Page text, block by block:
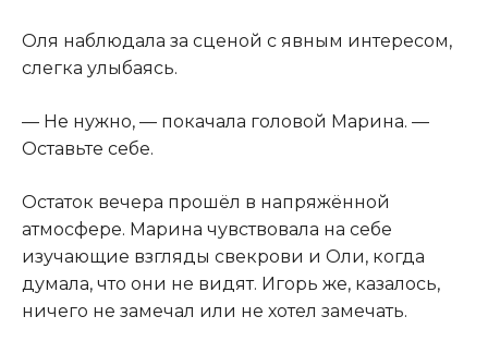
Оля наблюдала за сценой с явным интересом,
слегка улыбаясь.
— Не нужно, — покачала головой Марина. —
Оставьте себе.
Остаток вечера прошёл в напряжённой
атмосфере. Марина чувствовала на себе
изучающие взгляды свекрови и Оли, когда
думала, что они не видят. Игорь же, казалось,
ничего не замечал или не хотел замечать.